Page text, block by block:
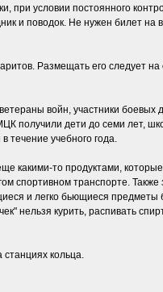
при условии постоянного
и поводок. Не нужен билет на
Размещать его следует
войн, участники
получили дети до семи лет,
течение учебного года.
то продуктами, которые
спортивном транспорте.
и легко бьющиеся предметы
нельзя курить, распивать
кольца.